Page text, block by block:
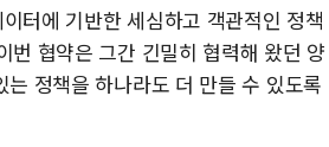
터에 기반한 세심하고 객관적인 정책
협약은 그간 긴밀히 협력해 왔던 양
정책을 하나라도 더 만들 수 있도록